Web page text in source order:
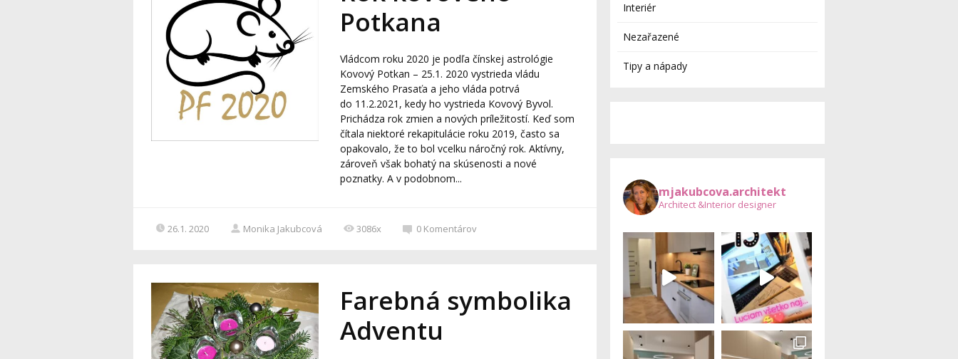
Potkana
Vládcom roku 2020 je podľa čínskej astrológie
Kovový Potkan – 25.1. 2020 vystrieda vládu
Zemského Prasaťa a jeho vláda potrvá
do 11.2.2021, kedy ho vystrieda Kovový Byvol.
Prichádza rok zmien a nových príležitostí. Keď som
čítala niektoré rekapitulácie roku 2019, často sa
opakovalo, že to bol vcelku náročný rok. Aktívny,
zároveň však bohatý na skúsenosti a nové
poznatky. A v podobnom...
26.1. 2020 Monika Jakubcová 3086x 0 Komentárov
Farebná symbolika
Adventu
Interiér
Nezařazené
Tipy a nápady
mjakubcova.architekt
Architect &Interior designer